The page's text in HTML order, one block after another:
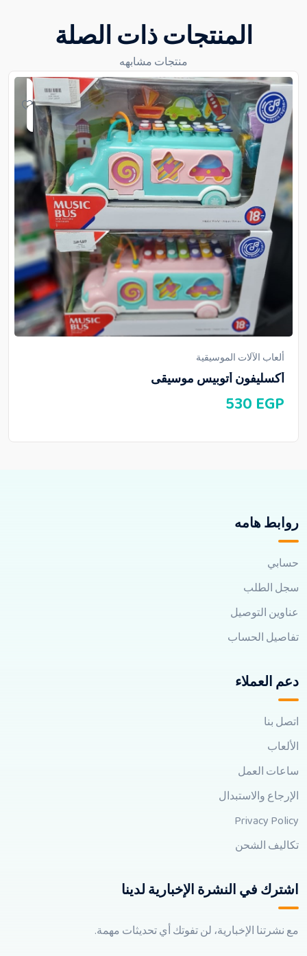
المنتجات ذات الصلة
منتجات مشابهه
ألعاب الآلات الموسيقية
أكسليفون أتوبيس موسيقى
530 EGP
روابط هامه
حسابي
سجل الطلب
عناوين التوصيل
تفاصيل الحساب
دعم العملاء
اتصل بنا
الألعاب
ساعات العمل
الإرجاع والاستبدال
Privacy Policy
تكاليف الشحن
اشترك في النشرة الإخبارية لدينا
مع نشرتنا الإخبارية، لن تفوتك أي تحديثات مهمة.